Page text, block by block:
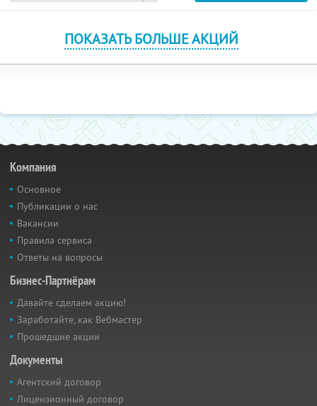
ПОКАЗАТЬ БОЛЬШЕ АКЦИЙ
Компания
Основное
Публикации о нас
Вакансии
Правила сервиса
Ответы на вопросы
Бизнес-Партнёрам
Давайте сделаем акцию!
Заработайте, как Вебмастер
Прошедшие акции
Документы
Агентский договор
Лицензионный договор